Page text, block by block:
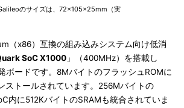
のサイズは、72×105×25mm（実
（x86）互換の組み込みシステム向け低消
SoC X1000 」（400MHz）を搭載し
ボードです。8MバイトのフラッシュROMに
ストールされています。256Mバイトの
内に512KバイトのSRAMも統合されていま